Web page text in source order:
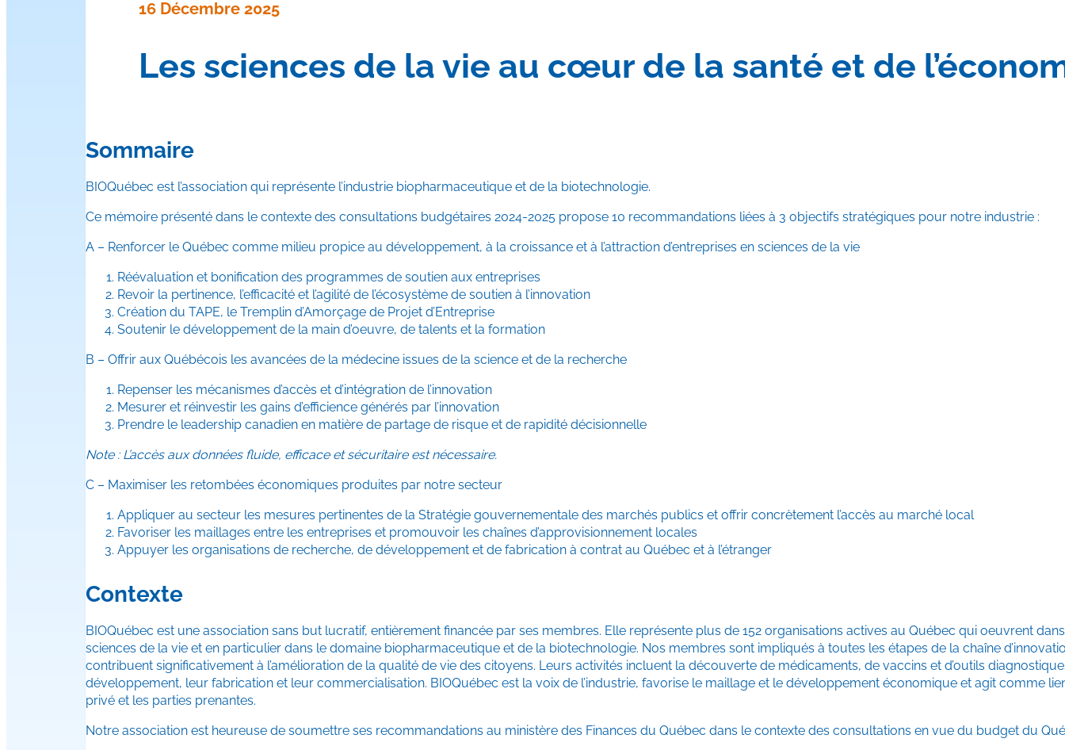
16 Décembre 2025
Les sciences de la vie au cœur de la santé et de
Sommaire
BIOQuébec est l’association qui représente l’industrie biopharmaceutique et de la biotechnologie.
Ce mémoire présenté dans le contexte des consultations budgétaires 2024-2025 propose 10 recommandations liées à 3 objectifs stratégiques pour notre industrie :
A – Renforcer le Québec comme milieu propice au développement, à la croissance et à l’attraction d’entreprises en sciences de la vie
Réévaluation et bonification des programmes de soutien aux entreprises
Revoir la pertinence, l’efficacité et l’agilité de l’écosystème de soutien à l’innovation
Création du TAPE, le Tremplin d’Amorçage de Projet d’Entreprise
Soutenir le développement de la main d’oeuvre, de talents et la formation
B – Offrir aux Québécois les avancées de la médecine issues de la science et de la recherche
Repenser les mécanismes d’accès et d’intégration de l’innovation
Mesurer et réinvestir les gains d’efficience générés par l’innovation
Prendre le leadership canadien en matière de partage de risque et de rapidité décisionnelle
Note : L’accès aux données fluide, efficace et sécuritaire est nécessaire.
C – Maximiser les retombées économiques produites par notre secteur
Appliquer au secteur les mesures pertinentes de la Stratégie gouvernementale des marchés publics et offrir concrètement l’accès au marché local
Favoriser les maillages entre les entreprises et promouvoir les chaînes d’approvisionnement locales
Appuyer les organisations de recherche, de développement et de fabrication à contrat au Québec et à l’étranger
Contexte
BIOQuébec est une association sans but lucratif, entièrement financée par ses membres. Elle représente plus de 152 organisations actives au Québec qui oeuvrent dans
sciences de la vie et en particulier dans le domaine biopharmaceutique et de la biotechnologie. Nos membres sont impliqués à toutes les étapes de la chaîne
contribuent significativement à l’amélioration de la qualité de vie des citoyens. Leurs activités incluent la découverte de médicaments, de vaccins et d’outils
développement, leur fabrication et leur commercialisation. BIOQuébec est la voix de l’industrie, favorise le maillage et le développement économique et agit comme
privé et les parties prenantes.
Notre association est heureuse de soumettre ses recommandations au ministère des Finances du Québec dans le contexte des consultations en vue du budget du